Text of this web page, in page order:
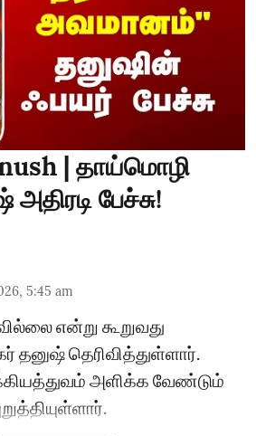
| தாய்மொழி
அதிரடி பேச்சு!
5:45 am
என்று கூறுவது
தனுஷ் தெரிவித்துள்ளார்.
அளிக்க வேண்டும்